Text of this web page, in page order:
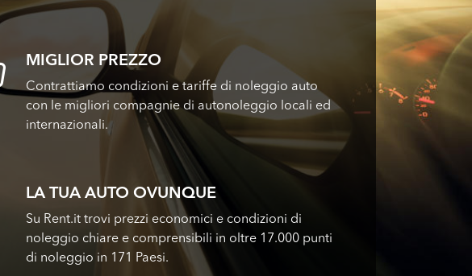
MIGLIOR PREZZO
Contrattiamo condizioni e tariffe di noleggio auto
con le migliori compagnie di autonoleggio locali ed
internazionali.
LA TUA AUTO OVUNQUE
Su Rent.it trovi prezzi economici e condizioni di
noleggio chiare e comprensibili in oltre 17.000 punti
di noleggio in 171 Paesi.